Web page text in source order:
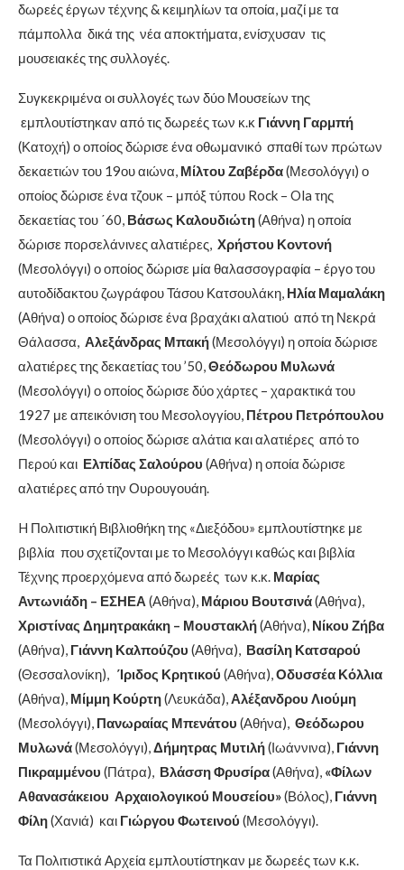
δωρεές έργων τέχνης & κειμηλίων τα οποία, μαζί με τα
πάμπολλα δικά της νέα αποκτήματα, ενίσχυσαν τις
μουσειακές της συλλογές.
Συγκεκριμένα οι συλλογές των δύο Μουσείων της
εμπλουτίστηκαν από τις δωρεές των κ.κ Γιάννη Γαρμπή
(Κατοχή) ο οποίος δώρισε ένα οθωμανικό σπαθί των πρώτων
δεκαετιών του 19ου αιώνα, Μίλτου Ζαβέρδα(Μεσολόγγι) ο
οποίος δώρισε ένα τζουκ – μπόξ τύπου Rock – Ola της
δεκαετίας του ΄60, Βάσως Καλουδιώτη(Αθήνα) η οποία
δώρισε πορσελάνινες αλατιέρες, Χρήστου Κοντονή
(Μεσολόγγι) ο οποίος δώρισε μία θαλασσογραφία – έργο του
αυτοδίδακτου ζωγράφου Τάσου Κατσουλάκη, Ηλία Μαμαλάκη
(Αθήνα) ο οποίος δώρισε ένα βραχάκι αλατιού από τη Νεκρά
Θάλασσα, Αλεξάνδρας Μπακή(Μεσολόγγι) η οποία δώρισε
αλατιέρες της δεκαετίας του ’50,Θεόδωρου Μυλωνά
(Μεσολόγγι) ο οποίος δώρισε δύο χάρτες – χαρακτικά του
1927 με απεικόνιση του Μεσολογγίου, Πέτρου Πετρόπουλου
(Μεσολόγγι) ο οποίος δώρισε αλάτια και αλατιέρες από το
Περού και Ελπίδας Σαλούρου (Αθήνα) η οποία δώρισε
αλατιέρες από την Ουρουγουάη.
H Πολιτιστική Βιβλιοθήκη της «Διεξόδου» εμπλουτίστηκε με
βιβλία που σχετίζονται με το Μεσολόγγι καθώς και βιβλία
Τέχνης προερχόμενα από δωρεές των κ.κ. Μαρίας
Αντωνιάδη – ΕΣΗΕΑ (Αθήνα), Μάριου Βουτσινά(Αθήνα),
Χριστίνας Δημητρακάκη – Μουστακλή(Αθήνα), Νίκου Ζήβα
(Αθήνα), Γιάννη Καλπούζου (Αθήνα), Βασίλη Κατσαρού
(Θεσσαλονίκη), Ίριδος Κρητικού (Αθήνα),Οδυσσέα Κόλλια
(Αθήνα), Μίμμη Κούρτη(Λευκάδα),Αλέξανδρου Λιούμη
(Μεσολόγγι), Πανωραίας Μπενάτου (Αθήνα), Θεόδωρου
Μυλωνά(Μεσολόγγι),Δήμητρας Μυτιλή(Ιωάννινα), Γιάννη
Πικραμμένου (Πάτρα), Βλάσση Φρυσίρα(Αθήνα), «Φίλων
Αθανασάκειου Αρχαιολογικού Μουσείου»(Βόλος), Γιάννη
Φίλη(Χανιά) και Γιώργου Φωτεινού (Μεσολόγγι).
Τα Πολιτιστικά Αρχεία εμπλουτίστηκαν με δωρεές των κ.κ.